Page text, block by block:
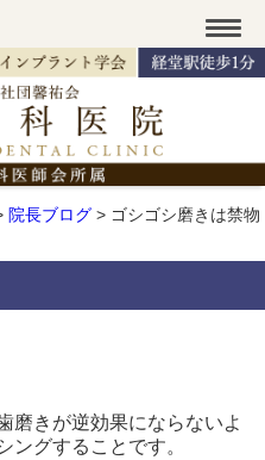
院長ブログ > ゴシゴシ磨きは禁物
きが逆効果にならないよ
ングすることです。